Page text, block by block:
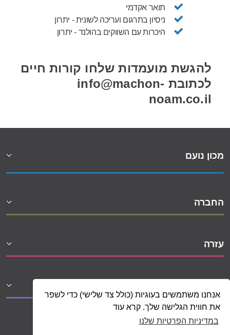
אנחנו משתמשים בעוגיות (כולל צד שלישי) כדי לשפר
את חווית הגלישה שלך. קרא עוד
במדיניות הפרטיות שלנו
תואר אקדמי
ניסיון בתרגום ועריכה לשונית - יתרון
היכרות עם השווקים בהולנד - יתרון
להגשת מועמדות שלחו קורות חיים
לכתובת info@machon-
noam.co.il
מכון נועם
החברה
עזרה